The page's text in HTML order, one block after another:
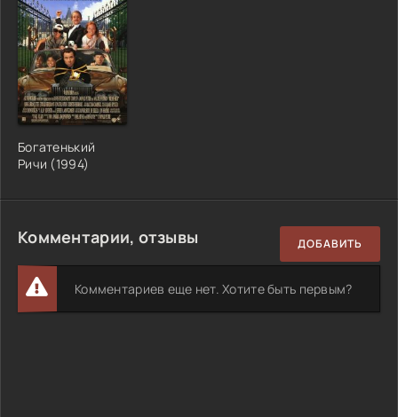
Богатенький
Ричи (1994)
Комментарии, отзывы ДОБАВИТЬ
Комментариев еще нет. Хотите быть первым?